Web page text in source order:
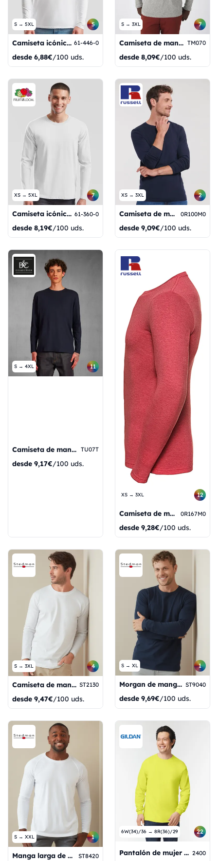
S → 5XL 5
Camiseta icónica de manga larga 150 61-446-0
desde 6,88€/100 uds.
S → 3XL 7
Camiseta de manga larga Inspire /Hombre_° TM070
desde 8,09€/100 uds.
XS → 5XL 7
Camiseta icónica de manga larga de algodón hilado en anillo 195 61-360-0
desde 8,19€/100 uds.
XS → 3XL 2
Camiseta de manga larga para hombre Pure Organic NUEVA 0R100M0
desde 9,09€/100 uds.
S → 4XL 11
Camiseta de manga larga para hombre #E190 TU07T
desde 9,17€/100 uds.
XS → 3XL 12
Camiseta de manga larga HD para hombre 0R167M0
desde 9,28€/100 uds.
S → 3XL 4
Camiseta de manga larga Comfort-T ST2130
desde 9,47€/100 uds.
S → XL 1
Morgan de manga larga ST9040
desde 9,69€/100 uds.
S → XXL 1
Manga larga de malla ST8420
6W(34)/36 → 8R(36)/29 22
Pantalón de mujer de pierna ajustada Ceres 2400